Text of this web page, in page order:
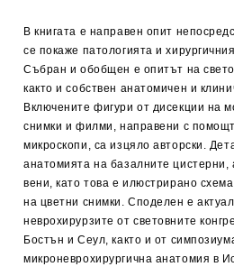
В книгата е направен опит
се покаже патологията и
Събран и обобщен е опитът на
както и собствен анатомичен и
Включените фигури от дисекции на
снимки и филми, направени с
микроскопи, са изцяло авторски.
анатомията на базалните цистерни,
вени, като това е илюстрирано
на цветни снимки. Споделен е
неврохирурзите от световните
Бостън и Сеул, както и от
микроневрохирургична анатомия в